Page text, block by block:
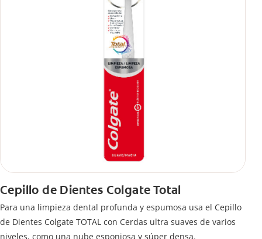
Cepillo de Dientes Colgate Total
Para una limpieza dental profunda y espumosa usa el Cepillo
de Dientes Colgate TOTAL con Cerdas ultra suaves de varios
niveles, como una nube esponjosa y súper densa.